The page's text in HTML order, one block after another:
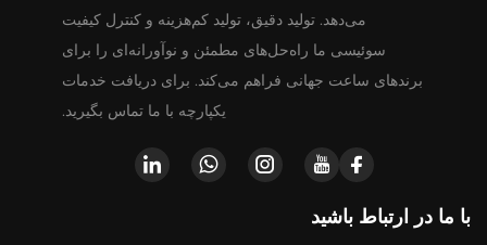
می‌دهد. تولید دقیق، تولید کم‌هزینه و کنترل کیفیت
سوئیسی ما راه‌حل‌های مطمئن و نوآورانه‌ای را برای
برندهای ساعت جهانی فراهم می‌کند. برای دریافت خدمات
یکپارچه با ما تماس بگیرید.
با ما در ارتباط باشید